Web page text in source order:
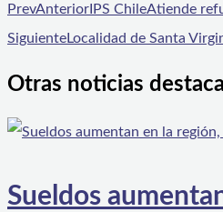
PrevAnterior IPS ChileAtiende
SiguienteLocalidad de Santa
Otras noticias
Sueldos